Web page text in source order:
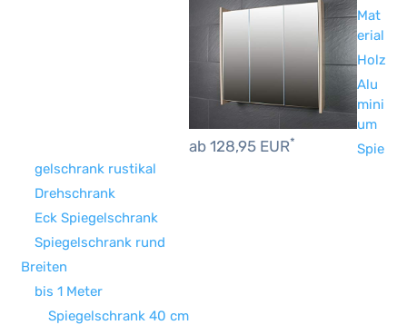
ab 128,95 EUR*
Mat
erial
Holz
Alu
mini
um
Spie
gelschrank rustikal
Drehschrank
Eck Spiegelschrank
Spiegelschrank rund
Breiten
bis 1 Meter
Spiegelschrank 40 cm